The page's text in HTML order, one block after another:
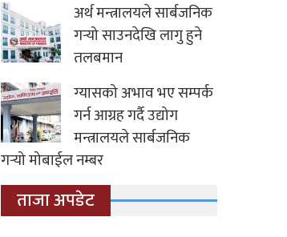
अर्थ मन्त्रालयले सार्बजनिक
गर्‍यो साउनदेखि लागु हुने
तलबमान
ग्यासको अभाव भए सम्पर्क
गर्न आग्रह गर्दै उद्योग
मन्त्रालयले सार्बजनिक
गर्‍यो मोबाईल नम्बर
ताजा अपडेट